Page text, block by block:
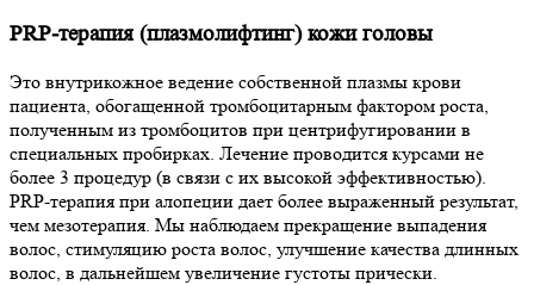
PRP-терапия (плазмолифтинг) кожи головы
Это внутрикожное ведение собственной плазмы крови
пациента, обогащенной тромбоцитарным фактором роста,
полученным из тромбоцитов при центрифугировании в
специальных пробирках. Лечение проводится курсами не
более 3 процедур (в связи с их высокой эффективностью).
PRP-терапия при алопеции дает более выраженный результат,
чем мезотерапия. Мы наблюдаем прекращение выпадения
волос, стимуляцию роста волос, улучшение качества длинных
волос, в дальнейшем увеличение густоты прически.